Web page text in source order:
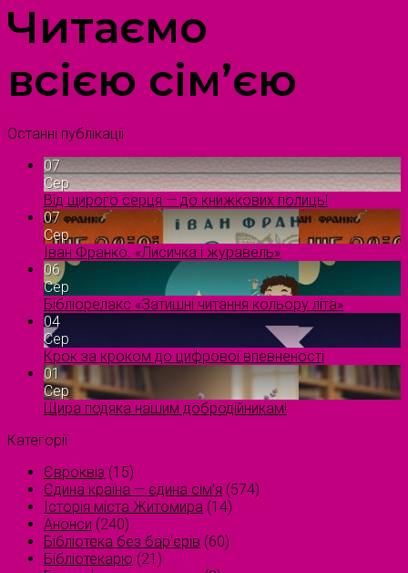
Читаємо
всією сім’єю
Останні публікації
07
Сер
Від щирого серця — до книжкових полиць!
07
Сер
Іван Франко. «Лисичка і журавель»
06
Сер
Бібліорелакс «Затишні читання кольору літа»
04
Сер
Крок за кроком до цифрової впевненості
01
Сер
Щира подяка нашим добродійникам!
Категорії
Євроквіз (15)
Єдина країна — єдина сім’я (574)
Історія міста Житомира (14)
Анонси (240)
Бібліотека без бар'єрів (60)
Бібліотекарю (21)